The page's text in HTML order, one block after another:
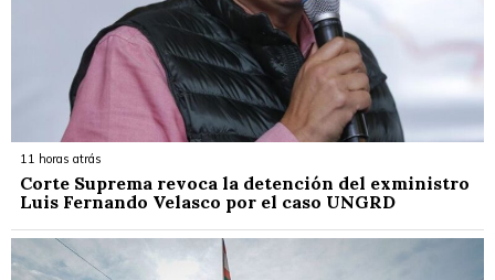
11 horas atrás
Corte Suprema revoca la detención del exministro
Luis Fernando Velasco por el caso UNGRD